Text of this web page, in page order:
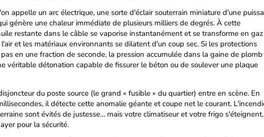
appelle un arc électrique, une sorte d'éclair souterrain miniature d'une
génère une chaleur immédiate de plusieurs milliers de degrés. À cette
restante dans le câble se vaporise instantanément et se transforme en
et les matériaux environnants se dilatent d'un coup sec. Si les protections
en une fraction de seconde, la pression accumulée dans la gaine de plomb
véritable détonation capable de fissurer le béton ou de soulever une plaque
du poste source (le grand « fusible » du quartier) entre en scène. En
il détecte cette anomalie géante et coupe net le courant.
sont évités de justesse… mais votre climatiseur et votre frigo s'éteignent.
pour la sécurité.